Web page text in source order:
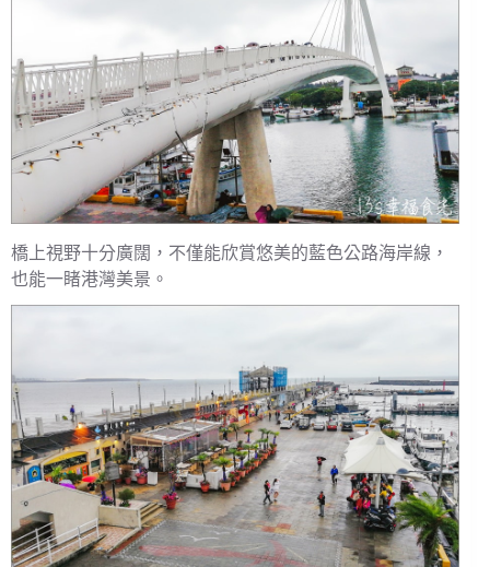
橋上視野十分廣闊，不僅能欣賞悠美的藍色公路海岸線，
也能一睹港灣美景。